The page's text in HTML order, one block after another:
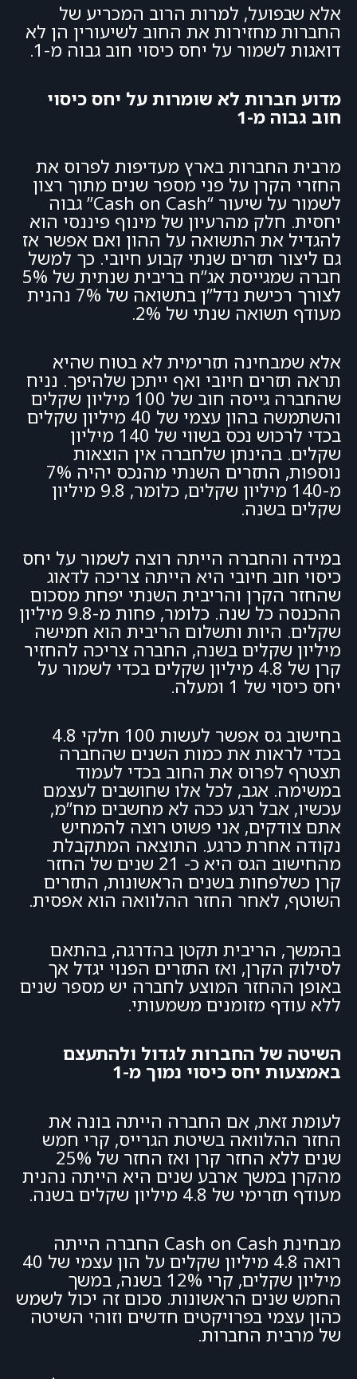
אלא שבפועל, למרות הרוב המכריע של
החברות מחזירות את החוב לשיעורין הן לא
דואגות לשמור על יחס כיסוי חוב גבוה מ-1.
מדוע חברות לא שומרות על יחס כיסוי
חוב גבוה מ-1
מרבית החברות בארץ מעדיפות לפרוס את
החזרי הקרן על פני מספר שנים מתוך רצון
לשמור על שיעור “Cash on Cash” גבוה
יחסית. חלק מהרעיון של מינוף פיננסי הוא
להגדיל את התשואה על ההון ואם אפשר אז
גם ליצור תזרים שנתי קבוע חיובי. כך למשל
חברה שמגייסת אג”ח בריבית שנתית של 5%
לצורך רכישת נדל”ן בתשואה של 7% נהנית
מעודף תשואה שנתי של 2%.
אלא שמבחינה תזרימית לא בטוח שהיא
תראה תזרים חיובי ואף ייתכן שלהיפך. נניח
שהחברה גייסה חוב של 100 מיליון שקלים
והשתמשה בהון עצמי של 40 מיליון שקלים
בכדי לרכוש נכס בשווי של 140 מיליון
שקלים. בהינתן שלחברה אין הוצאות
נוספות, התזרים השנתי מהנכס יהיה 7%
מ-140 מיליון שקלים, כלומר, 9.8 מיליון
שקלים בשנה.
במידה והחברה הייתה רוצה לשמור על יחס
כיסוי חוב חיובי היא הייתה צריכה לדאוג
שהחזר הקרן והריבית השנתי יפחת מסכום
ההכנסה כל שנה. כלומר, פחות מ-9.8 מיליון
שקלים. היות ותשלום הריבית הוא חמישה
מיליון שקלים בשנה, החברה צריכה להחזיר
קרן של 4.8 מיליון שקלים בכדי לשמור על
יחס כיסוי של 1 ומעלה.
בחישוב גס אפשר לעשות 100 חלקי 4.8
בכדי לראות את כמות השנים שהחברה
תצטרף לפרוס את החוב בכדי לעמוד
במשימה. אגב, לכל אלו שחושבים לעצמם
עכשיו, אבל רגע ככה לא מחשבים מח”מ,
אתם צודקים, אני פשוט רוצה להמחיש
נקודה אחרת כרגע. התוצאה המתקבלת
מהחישוב הגס היא כ- 21 שנים של החזר
קרן כשלפחות בשנים הראשונות, התזרים
השוטף, לאחר החזר ההלוואה הוא אפסית.
בהמשך, הריבית תקטן בהדרגה, בהתאם
לסילוק הקרן, ואז התזרים הפנוי יגדל אך
באופן ההחזר המוצע לחברה יש מספר שנים
ללא עודף מזומנים משמעותי.
השיטה של החברות לגדול ולהתעצם
באמצעות יחס כיסוי נמוך מ-1
לעומת זאת, אם החברה הייתה בונה את
החזר ההלוואה בשיטת הגרייס, קרי חמש
שנים ללא החזר קרן ואז החזר של 25%
מהקרן במשך ארבע שנים היא הייתה נהנית
מעודף תזרימי של 4.8 מיליון שקלים בשנה.
מבחינת Cash on Cash החברה הייתה
רואה 4.8 מיליון שקלים על הון עצמי של 40
מיליון שקלים, קרי 12% בשנה, במשך
החמש שנים הראשונות. סכום זה יכול לשמש
כהון עצמי בפרויקטים חדשים וזוהי השיטה
של מרבית החברות.